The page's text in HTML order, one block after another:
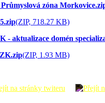
zóna
(ZIP, 718.27 KB)
- aktualizace domén
(ZIP, 1.93 MB)